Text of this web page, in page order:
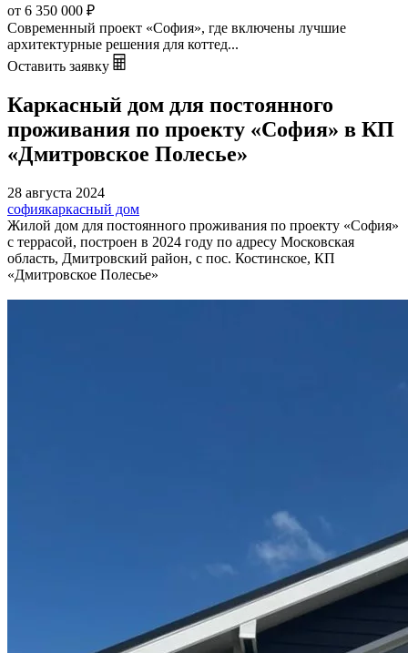
от 6 350 000 ₽
Современный проект «София», где включены лучшие
архитектурные решения для коттед...
Оставить заявку
Каркасный дом для постоянного
проживания по проекту «София» в КП
«Дмитровское Полесье»
28 августа 2024
софиякаркасный дом
Жилой дом для постоянного проживания по проекту «София»
с террасой, построен в 2024 году по адресу Московская
область, Дмитровский район, с пос. Костинское, КП
«Дмитровское Полесье»